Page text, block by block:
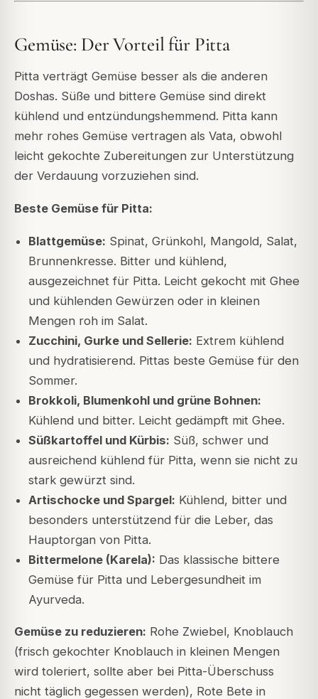
Gemüse: Der Vorteil für Pitta
Pitta verträgt Gemüse besser als die anderen
Doshas. Süße und bittere Gemüse sind direkt
kühlend und entzündungshemmend. Pitta kann
mehr rohes Gemüse vertragen als Vata, obwohl
leicht gekochte Zubereitungen zur Unterstützung
der Verdauung vorzuziehen sind.
Beste Gemüse für Pitta:
Blattgemüse: Spinat, Grünkohl, Mangold, Salat,
Brunnenkresse. Bitter und kühlend,
ausgezeichnet für Pitta. Leicht gekocht mit Ghee
und kühlenden Gewürzen oder in kleinen
Mengen roh im Salat.
Zucchini, Gurke und Sellerie: Extrem kühlend
und hydratisierend. Pittas beste Gemüse für den
Sommer.
Brokkoli, Blumenkohl und grüne Bohnen:
Kühlend und bitter. Leicht gedämpft mit Ghee.
Süßkartoffel und Kürbis: Süß, schwer und
ausreichend kühlend für Pitta, wenn sie nicht zu
stark gewürzt sind.
Artischocke und Spargel: Kühlend, bitter und
besonders unterstützend für die Leber, das
Hauptorgan von Pitta.
Bittermelone (Karela): Das klassische bittere
Gemüse für Pitta und Lebergesundheit im
Ayurveda.
Gemüse zu reduzieren: Rohe Zwiebel, Knoblauch
(frisch gekochter Knoblauch in kleinen Mengen
wird toleriert, sollte aber bei Pitta-Überschuss
nicht täglich gegessen werden), Rote Bete in